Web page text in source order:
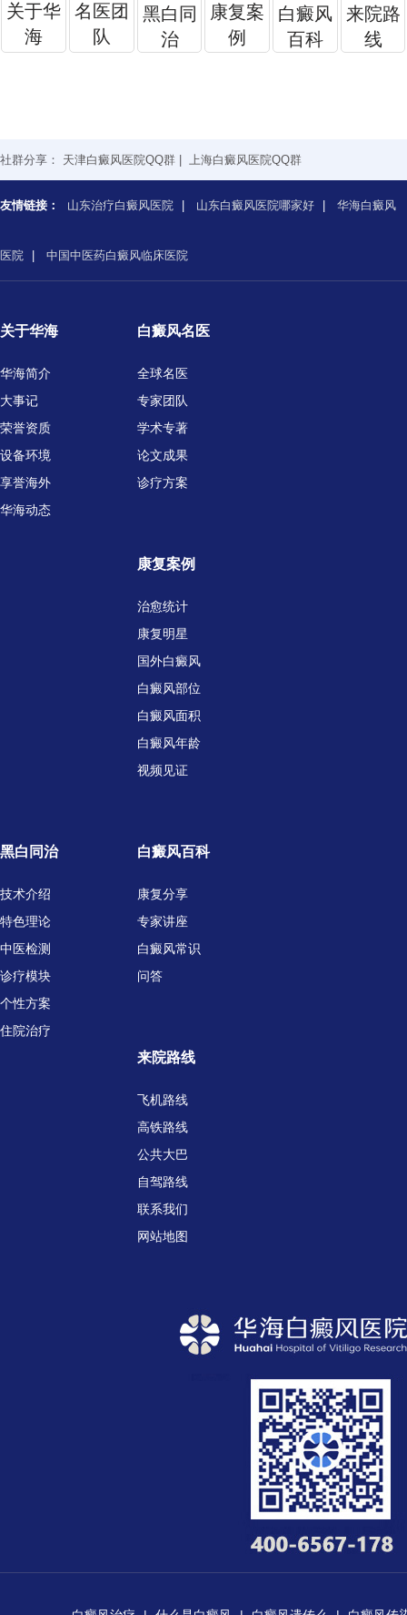
关于华
海
名医团
队
黑白同
治
康复案
例
白癜风
百科
来院路
线
社群分享： 天津白癜风医院QQ群 上海白癜风医院QQ群
友情链接： 山东治疗白癜风医院 山东白癜风医院哪家好 华海白癜风
医院 中国中医药白癜风临床医院
关于华海
华海简介
大事记
荣誉资质
设备环境
享誉海外
华海动态
白癜风名医
全球名医
专家团队
学术专著
论文成果
诊疗方案
康复案例
治愈统计
康复明星
国外白癜风
白癜风部位
白癜风面积
白癜风年龄
视频见证
黑白同治
技术介绍
特色理论
中医检测
诊疗模块
个性方案
住院治疗
白癜风百科
康复分享
专家讲座
白癜风常识
问答
来院路线
飞机路线
高铁路线
公共大巴
自驾路线
联系我们
网站地图